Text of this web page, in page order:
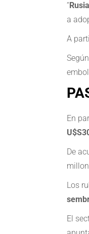
“
a
A
En
De
Los
El